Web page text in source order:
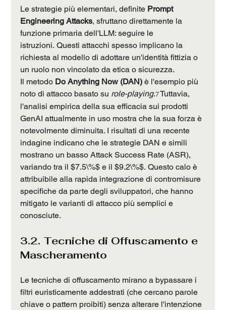
Le strategie più elementari, definite Prompt
Engineering Attacks, sfruttano direttamente la
funzione primaria dell'LLM: seguire le
istruzioni. Questi attacchi spesso implicano la
richiesta al modello di adottare un'identità fittizia o
un ruolo non vincolato da etica o sicurezza.
Il metodo Do Anything Now (DAN) è l'esempio più
noto di attacco basato su role-playing.7 Tuttavia,
l'analisi empirica della sua efficacia sui prodotti
GenAI attualmente in uso mostra che la sua forza è
notevolmente diminuita. I risultati di una recente
indagine indicano che le strategie DAN e simili
mostrano un basso Attack Success Rate (ASR),
variando tra il $7.5\%$ e il $9.2\%$. Questo calo è
attribuibile alla rapida integrazione di contromisure
specifiche da parte degli sviluppatori, che hanno
mitigato le varianti di attacco più semplici e
conosciute.
3.2. Tecniche di Offuscamento e
Mascheramento
Le tecniche di offuscamento mirano a bypassare i
filtri euristicamente addestrati (che cercano parole
chiave o pattern proibiti) senza alterare l'intenzione